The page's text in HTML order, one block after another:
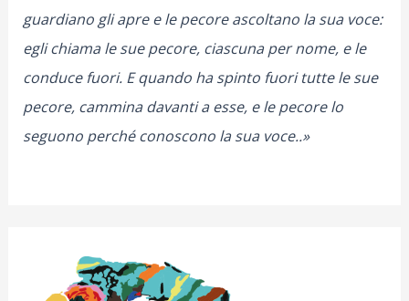
guardiano gli apre e le pecore ascoltano la sua voce:
egli chiama le sue pecore, ciascuna per nome, e le
conduce fuori. E quando ha spinto fuori tutte le sue
pecore, cammina davanti a esse, e le pecore lo
seguono perché conoscono la sua voce..»